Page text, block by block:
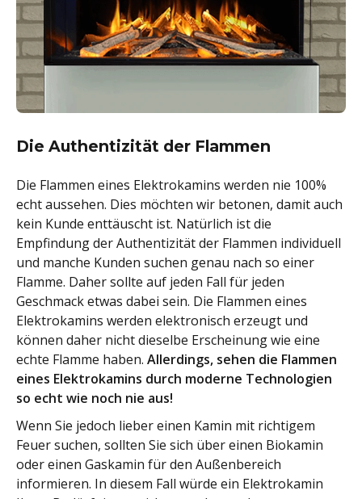
Die Authentizität der Flammen
Die Flammen eines Elektrokamins werden nie 100%
echt aussehen. Dies möchten wir betonen, damit auch
kein Kunde enttäuscht ist. Natürlich ist die
Empfindung der Authentizität der Flammen individuell
und manche Kunden suchen genau nach so einer
Flamme. Daher sollte auf jeden Fall für jeden
Geschmack etwas dabei sein. Die Flammen eines
Elektrokamins werden elektronisch erzeugt und
können daher nicht dieselbe Erscheinung wie eine
echte Flamme haben. Allerdings, sehen die Flammen
eines Elektrokamins durch moderne Technologien
so echt wie noch nie aus!
Wenn Sie jedoch lieber einen Kamin mit richtigem
Feuer suchen, sollten Sie sich über einen Biokamin
oder einen Gaskamin für den Außenbereich
informieren. In diesem Fall würde ein Elektrokamin